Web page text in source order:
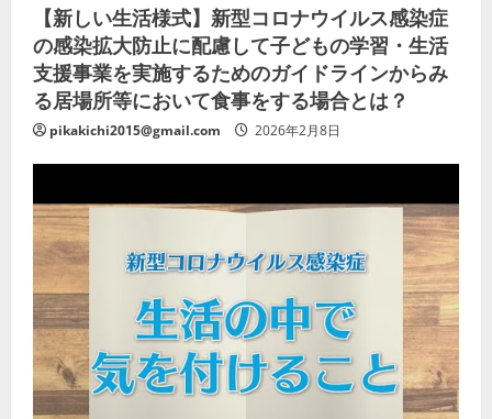
【新しい生活様式】新型コロナウイルス感染症
の感染拡大防止に配慮して子どもの学習・生活
支援事業を実施するためのガイドラインからみ
る居場所等において食事をする場合とは？
pikakichi2015@gmail.com 2026年2月8日